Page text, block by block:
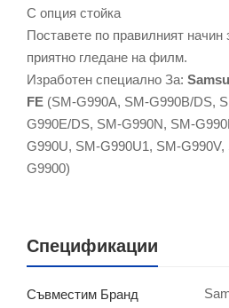
С опция стойка
Поставете по правилният
приятно гледане на филм.
Изработен специално За:
FE (SM-G990A, SM-G990B/DS,
G990E/DS, SM-G990N, SM-
G990U, SM-G990U1, SM-
G9900)
Спецификации
Съвместим Бранд